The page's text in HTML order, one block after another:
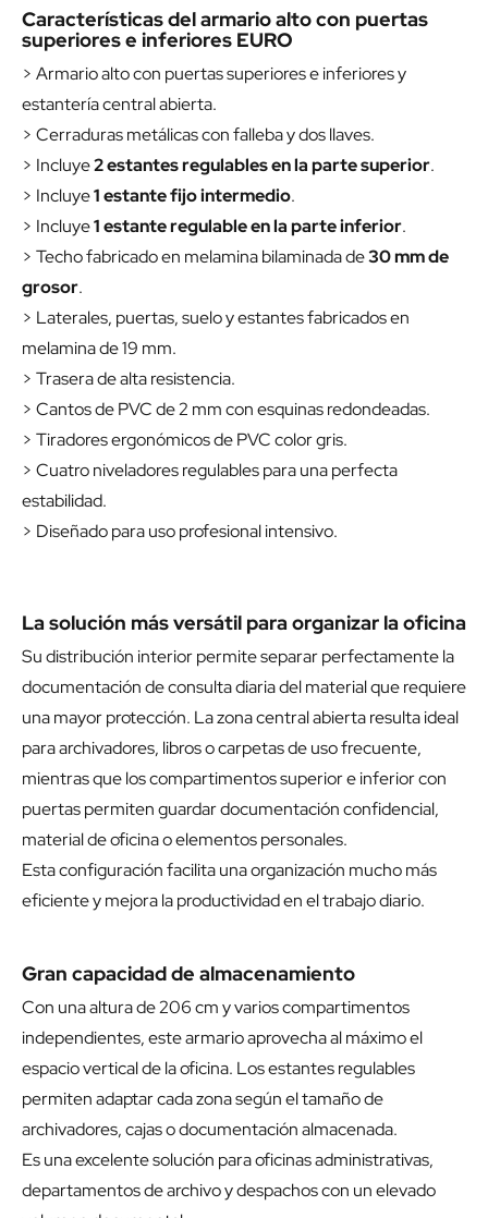
Características del armario alto con puertas
superiores e inferiores EURO
> Armario alto con puertas superiores e inferiores y
estantería central abierta.
> Cerraduras metálicas con falleba y dos llaves.
> Incluye2 estantes regulables en la parte superior.
> Incluye1 estante fijo intermedio.
> Incluye1 estante regulable en la parte inferior.
> Techo fabricado en melamina bilaminada de30 mm de
grosor.
> Laterales, puertas, suelo y estantes fabricados en
melamina de 19 mm.
> Trasera de alta resistencia.
> Cantos de PVC de 2 mm con esquinas redondeadas.
> Tiradores ergonómicos de PVC color gris.
> Cuatro niveladores regulables para una perfecta
estabilidad.
> Diseñado para uso profesional intensivo.
La solución más versátil para organizar la oficina
Su distribución interior permite separar perfectamente la
documentación de consulta diaria del material que requiere
una mayor protección. La zona central abierta resulta ideal
para archivadores, libros o carpetas de uso frecuente,
mientras que los compartimentos superior e inferior con
puertas permiten guardar documentación confidencial,
material de oficina o elementos personales.
Esta configuración facilita una organización mucho más
eficiente y mejora la productividad en el trabajo diario.
Gran capacidad de almacenamiento
Con una altura de 206 cm y varios compartimentos
independientes, este armario aprovecha al máximo el
espacio vertical de la oficina. Los estantes regulables
permiten adaptar cada zona según el tamaño de
archivadores, cajas o documentación almacenada.
Es una excelente solución para oficinas administrativas,
departamentos de archivo y despachos con un elevado